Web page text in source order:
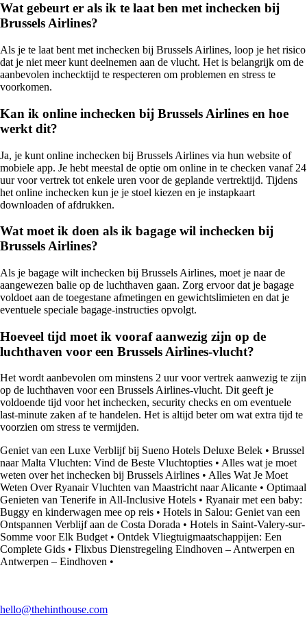
Wat gebeurt er als ik te laat ben met inchecken bij
Brussels Airlines?
Als je te laat bent met inchecken bij Brussels Airlines, loop je het risico
dat je niet meer kunt deelnemen aan de vlucht. Het is belangrijk om de
aanbevolen inchecktijd te respecteren om problemen en stress te
voorkomen.
Kan ik online inchecken bij Brussels Airlines en hoe
werkt dit?
Ja, je kunt online inchecken bij Brussels Airlines via hun website of
mobiele app. Je hebt meestal de optie om online in te checken vanaf 24
uur voor vertrek tot enkele uren voor de geplande vertrektijd. Tijdens
het online inchecken kun je je stoel kiezen en je instapkaart
downloaden of afdrukken.
Wat moet ik doen als ik bagage wil inchecken bij
Brussels Airlines?
Als je bagage wilt inchecken bij Brussels Airlines, moet je naar de
aangewezen balie op de luchthaven gaan. Zorg ervoor dat je bagage
voldoet aan de toegestane afmetingen en gewichtslimieten en dat je
eventuele speciale bagage-instructies opvolgt.
Hoeveel tijd moet ik vooraf aanwezig zijn op de
luchthaven voor een Brussels Airlines-vlucht?
Het wordt aanbevolen om minstens 2 uur voor vertrek aanwezig te zijn
op de luchthaven voor een Brussels Airlines-vlucht. Dit geeft je
voldoende tijd voor het inchecken, security checks en om eventuele
last-minute zaken af te handelen. Het is altijd beter om wat extra tijd te
voorzien om stress te vermijden.
Geniet van een Luxe Verblijf bij Sueno Hotels Deluxe Belek • Brussel
naar Malta Vluchten: Vind de Beste Vluchtopties • Alles wat je moet
weten over het inchecken bij Brussels Airlines • Alles Wat Je Moet
Weten Over Ryanair Vluchten van Maastricht naar Alicante • Optimaal
Genieten van Tenerife in All-Inclusive Hotels • Ryanair met een baby:
Buggy en kinderwagen mee op reis • Hotels in Salou: Geniet van een
Ontspannen Verblijf aan de Costa Dorada • Hotels in Saint-Valery-sur-
Somme voor Elk Budget • Ontdek Vliegtuigmaatschappijen: Een
Complete Gids • Flixbus Dienstregeling Eindhoven – Antwerpen en
Antwerpen – Eindhoven •
hello@thehinthouse.com